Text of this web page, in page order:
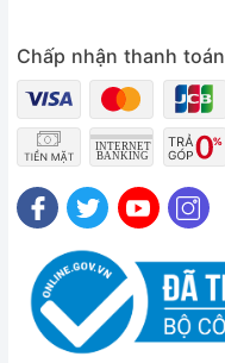
Chấp nhận thanh toán